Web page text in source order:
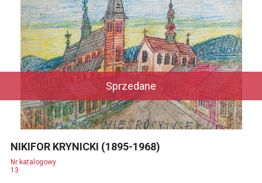
Sprzedane
NIKIFOR KRYNICKI (1895-1968)
Nr katalogowy
13